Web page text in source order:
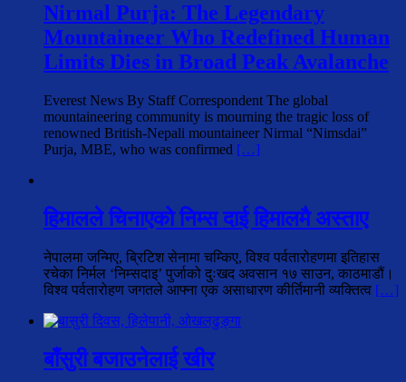
Nirmal Purja: The Legendary
Mountaineer Who Redefined Human
Limits Dies in Broad Peak Avalanche
Everest News By Staff Correspondent The global
mountaineering community is mourning the tragic loss of
renowned British-Nepali mountaineer Nirmal “Nimsdai”
Purja, MBE, who was confirmed […]
हिमालले चिनाएको निम्स दाई हिमालमै अस्ताए
नेपालमा जन्मिए, ब्रिटिश सेनामा चम्किए, विश्व पर्वतारोहणमा इतिहास
रचेका निर्मल ‘निम्सदाइ’ पुर्जाको दुःखद अवसान १७ साउन, काठमाडौं।
विश्व पर्वतारोहण जगतले आफ्ना एक असाधारण कीर्तिमानी व्यक्तित्व […]
बाँसुरी बजाउनेलाई खीर